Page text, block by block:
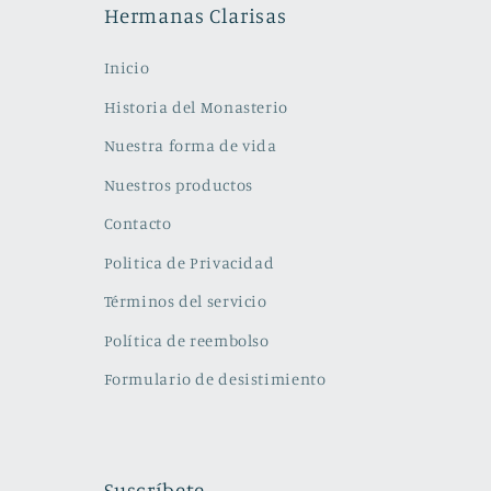
ventana
modalHermanas Clarisas
Inicio
Historia del Monasterio
Nuestra forma de vida
Nuestros productos
Contacto
Politica de Privacidad
Términos del servicio
Política de reembolso
Formulario de desistimiento